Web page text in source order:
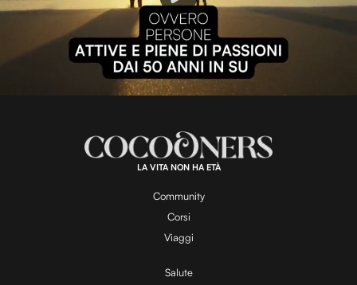
P
l
a
y
V
L
o
:
1
0
0
.
0
LA VITA NON HA ETÀ
Community
Corsi
Viaggi
Salute